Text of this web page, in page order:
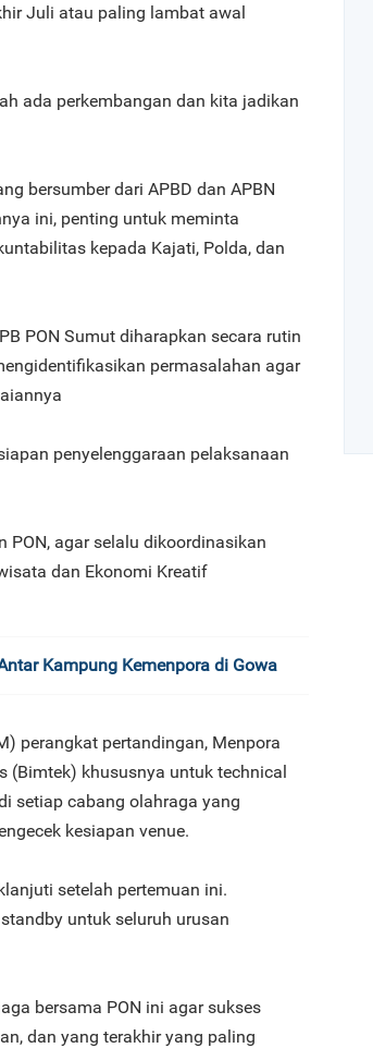
Juli atau paling lambat awal
ada perkembangan dan kita jadikan
bersumber dari APBD dan APBN
ini, penting untuk meminta
kepada Kajati, Polda, dan
PON Sumut diharapkan secara rutin
permasalahan agar
penyelenggaraan pelaksanaan
PON, agar selalu dikoordinasikan
dan Ekonomi Kreatif
Kampung Kemenpora di Gowa
perangkat pertandingan, Menpora
(Bimtek) khususnya untuk technical
setiap cabang olahraga yang
kesiapan venue.
setelah pertemuan ini.
untuk seluruh urusan
bersama PON ini agar sukses
dan yang terakhir yang paling